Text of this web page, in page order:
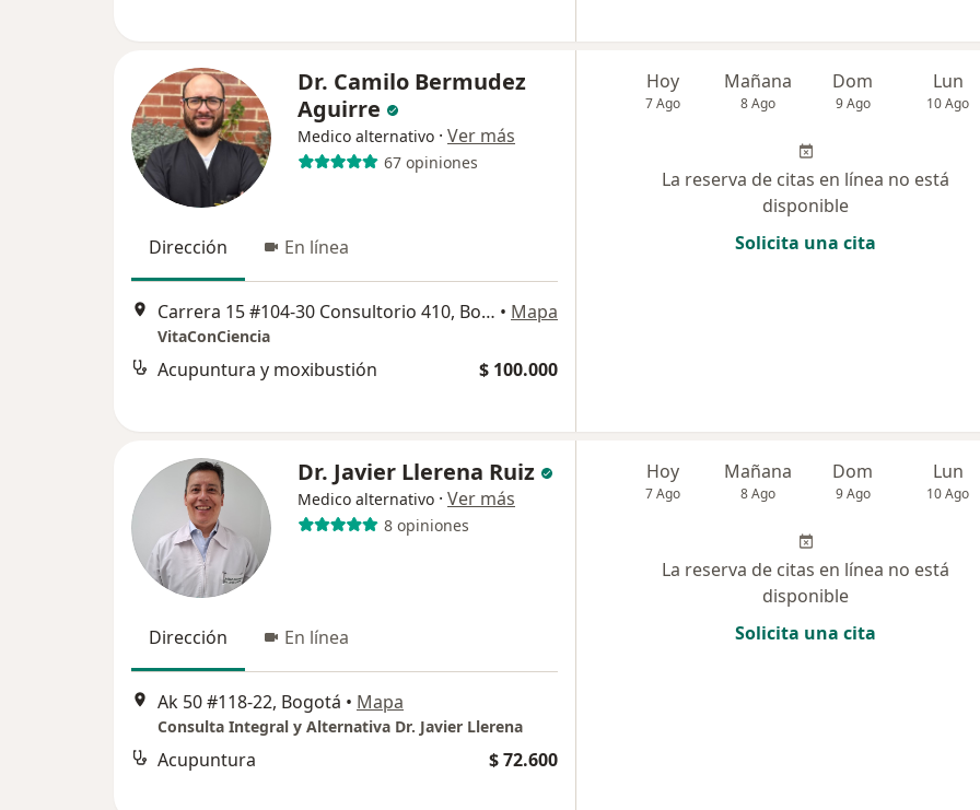
Dr. Camilo Bermudez
Aguirre
Medico alternativo · Ver más
67 opiniones
Dirección En línea
Carrera 15 #104-30 Consultorio 410, Bogotá • Mapa
VitaConCiencia
Acupuntura y moxibustión $ 100.000
Hoy
7 Ago
Mañana
8 Ago
Dom
9 Ago
Lun
10 Ago
La reserva de citas en línea no está
disponible
Solicita una cita
Dr. Javier Llerena Ruiz
Medico alternativo · Ver más
8 opiniones
Dirección En línea
Ak 50 #118-22, Bogotá • Mapa
Consulta Integral y Alternativa Dr. Javier Llerena
Acupuntura $ 72.600
Hoy
7 Ago
Mañana
8 Ago
Dom
9 Ago
Lun
10 Ago
La reserva de citas en línea no está
disponible
Solicita una cita